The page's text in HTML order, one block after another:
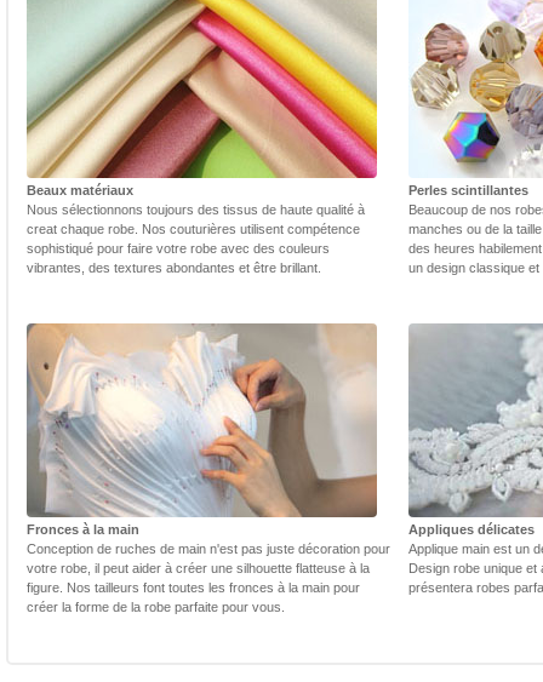
Beaux matériaux
Nous sélectionnons toujours des tissus de haute qualité à
creat chaque robe. Nos couturières utilisent compétence
sophistiqué pour faire votre robe avec des couleurs
vibrantes, des textures abondantes et être brillant.
Perles scintillantes
Beaucoup de nos
manches ou de la
des heures
un design classique
Fronces à la main
Conception de ruches de main n'est pas juste décoration pour
votre robe, il peut aider à créer une silhouette flatteuse à la
figure. Nos tailleurs font toutes les fronces à la main pour
créer la forme de la robe parfaite pour vous.
Appliques délicates
Applique main est un
Design robe unique et
présentera robes